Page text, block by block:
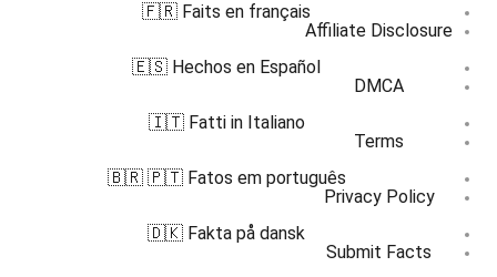
Affiliate Disclosure
DMCA
Terms
Privacy Policy
Submit Facts
🇫🇷 Faits en français
🇪🇸 Hechos en Español
🇮🇹 Fatti in Italiano
🇧🇷 🇵🇹 Fatos em português
🇩🇰 Fakta på dansk